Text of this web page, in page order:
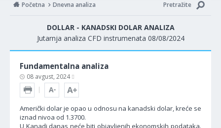
Početna Dnevna analiza Pretražite
DOLLAR - KANADSKI DOLAR ANALIZA
Jutarnja analiza CFD instrumenata 08/08/2024
Fundamentalna analiza
08 avgust, 2024
Američki dolar je opao u odnosu na kanadski dolar, kreće se
iznad nivoa od 1.3700.
U Kanadi danas neće biti objavljenih ekonomskih podataka.